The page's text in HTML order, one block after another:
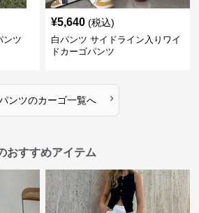
ンツ
¥5,640 (税込)
白パンツ サイドライン入りワイ
ドカーゴパンツ
ンツのカーゴ一覧へ ›
おすすめアイテム